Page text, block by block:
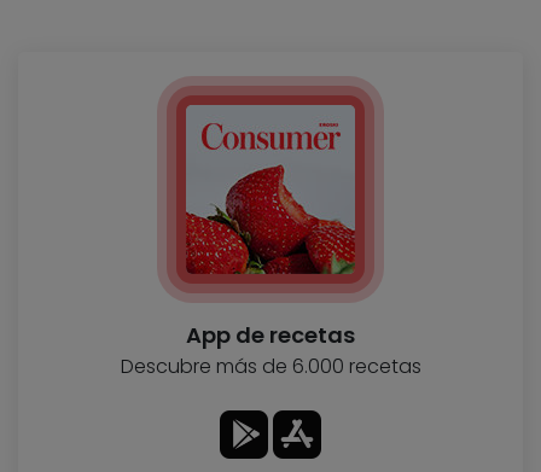
App de recetas
Descubre más de 6.000 recetas